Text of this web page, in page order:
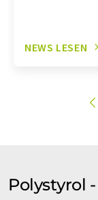
NEWS LESEN
Polystyrol